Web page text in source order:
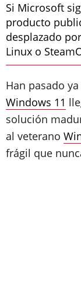
Si Microsoft
producto
desplazado
Linux o
Han pasado
Windows 11
solución
al veterano
frágil que